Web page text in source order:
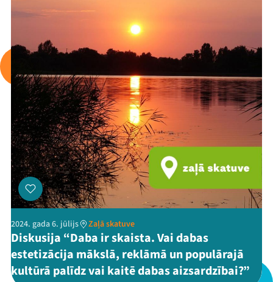
2024. gada 6. jūlijs Zaļā skatuve
Diskusija “Daba ir skaista. Vai dabas
estetizācija mākslā, reklāmā un populārajā
kultūrā palīdz vai kaitē dabas aizsardzībai?”